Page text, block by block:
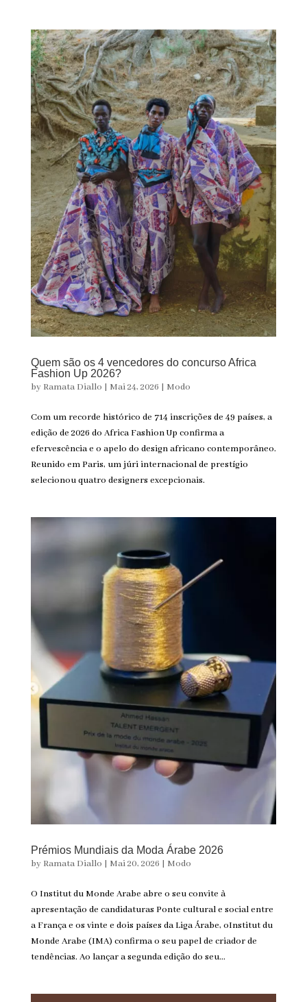
Quem são os 4 vencedores do concurso Africa
Fashion Up 2026?
by Ramata Diallo | Mai 24, 2026 | Modo
Com um recorde histórico de 714 inscrições de 49 países, a
edição de 2026 do Africa Fashion Up confirma a
efervescência e o apelo do design africano contemporâneo.
Reunido em Paris, um júri internacional de prestígio
selecionou quatro designers excepcionais.
Prémios Mundiais da Moda Árabe 2026
by Ramata Diallo | Mai 20, 2026 | Modo
O Institut du Monde Arabe abre o seu convite à
apresentação de candidaturas Ponte cultural e social entre
a França e os vinte e dois países da Liga Árabe, oInstitut du
Monde Arabe (IMA) confirma o seu papel de criador de
tendências. Ao lançar a segunda edição do seu...